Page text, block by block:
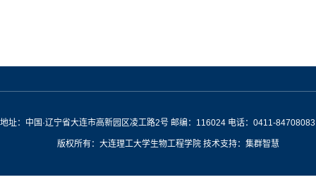
地址：中国·辽宁省大连市高新园区凌工路2号 邮编：116024 电话：0411-84708083
版权所有：大连理工大学生物工程学院 技术支持：集群智慧